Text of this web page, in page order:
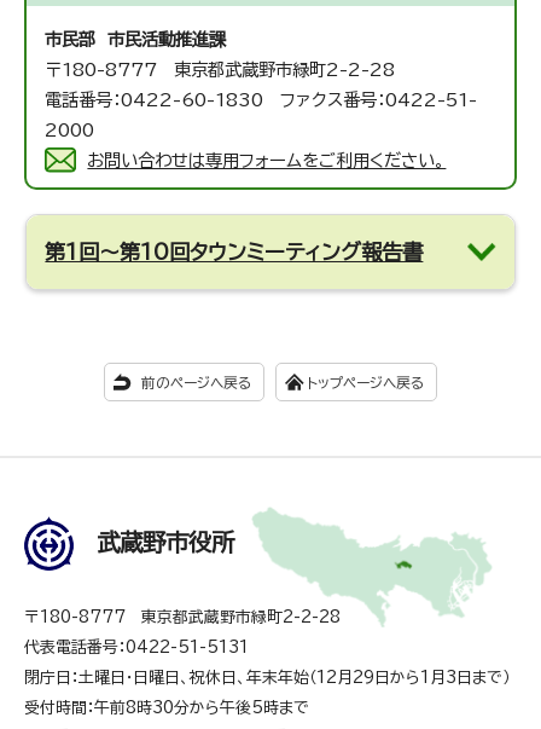
市民部 市民活動推進課
〒180-8777 東京都武蔵野市緑町2-2-28
電話番号：0422-60-1830 ファクス番号：0422-51-
2000
お問い合わせは専用フォームをご利用ください。
第1回～第10回タウンミーティング報告書
前のページへ戻る トップページへ戻る
武蔵野市役所
〒180-8777 東京都武蔵野市緑町2-2-28
代表電話番号：0422-51-5131
閉庁日：土曜日・日曜日、祝休日、年末年始（12月29日から1月3日まで）
受付時間：午前8時30分から午後5時まで